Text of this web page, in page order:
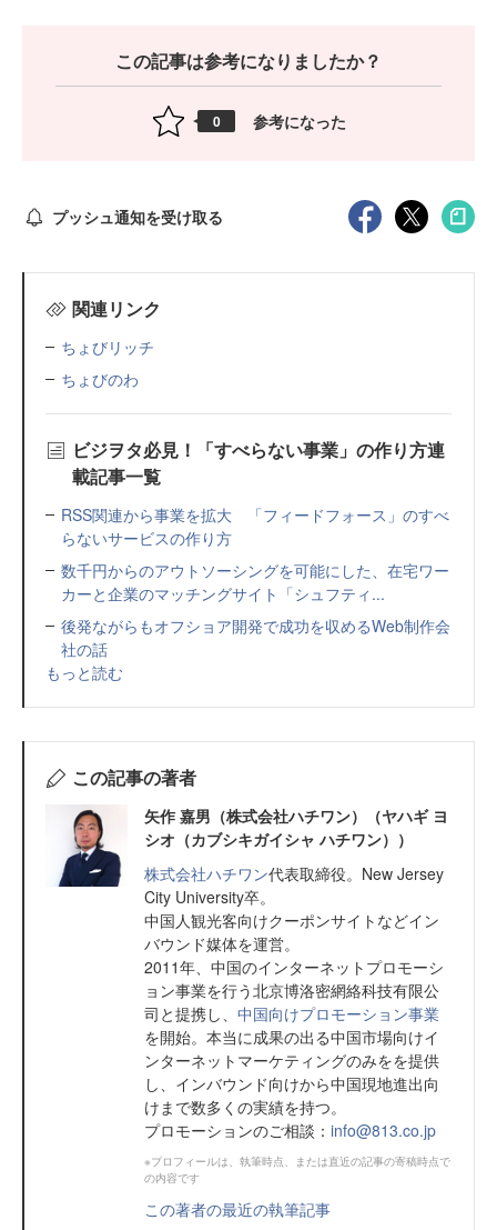
この記事は参考になりましたか？
0 参考になった
プッシュ通知を受け取る
関連リンク
ちょびリッチ
ちょびのわ
ビジヲタ必見！「すべらない事業」の作り方連
載記事一覧
RSS関連から事業を拡大 「フィードフォース」のすべ
らないサービスの作り方
数千円からのアウトソーシングを可能にした、在宅ワー
カーと企業のマッチングサイト「シュフティ...
後発ながらもオフショア開発で成功を収めるWeb制作会
社の話
もっと読む
この記事の著者
矢作 嘉男（株式会社ハチワン）（ヤハギ ヨ
シオ（カブシキガイシャ ハチワン））
株式会社ハチワン代表取締役。New Jersey
City University卒。
中国人観光客向けクーポンサイトなどイン
バウンド媒体を運営。
2011年、中国のインターネットプロモーシ
ョン事業を行う北京博洛密網絡科技有限公
司と提携し、 中国向けプロモーション事業
を開始。本当に成果の出る中国市場向けイ
ンターネットマーケティングのみをを提供
し、インバウンド向けから中国現地進出向
けまで数多くの実績を持つ。
プロモーションのご相談： info@813.co.jp
※プロフィールは、執筆時点、または直近の記事の寄稿時点で
の内容です
この著者の最近の執筆記事